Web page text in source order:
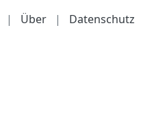
| Über | Datenschutz